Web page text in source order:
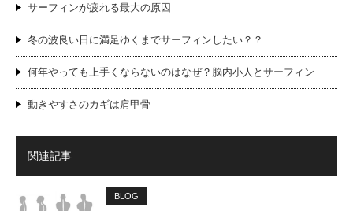
サーフィンが疲れる最大の原因
冬の波良い日に満足ゆくまでサーフィンしたい？？
何年やっても上手くならないのはなぜ？脳内小人とサーフィン
動きやすさのカギは肩甲骨
関連記事
BLOG